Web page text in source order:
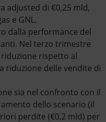
adjusted di €0,25 mld,
e GNL.
dalla performance del
Nel terzo trimestre
rispetto al
riduzione delle vendite di
sia nel confronto con il
dello scenario (il
perdite (€0,2 mld) per